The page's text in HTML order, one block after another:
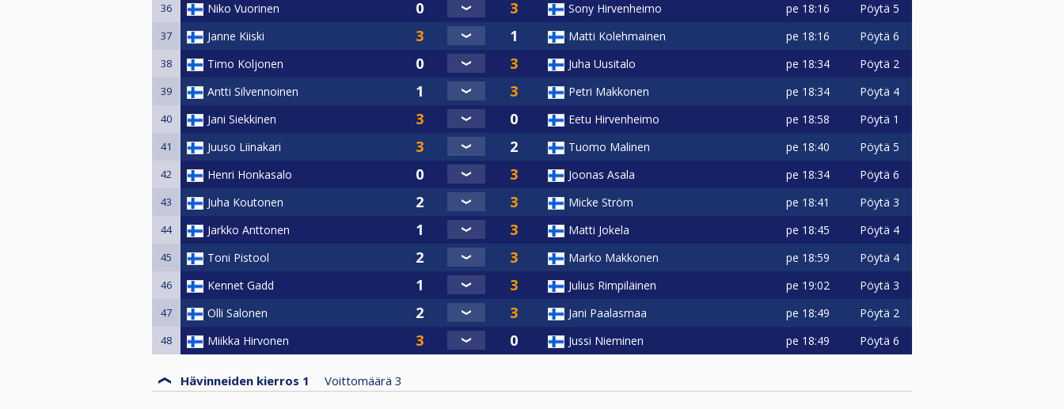
36 Niko Vuorinen Sony Hirvenheimo pe 18:16 Pöytä 5
37 Janne Kiiski Matti Kolehmainen pe 18:16 Pöytä 6
38 Timo Koljonen Juha Uusitalo pe 18:34 Pöytä 2
39 Antti Silvennoinen Petri Makkonen pe 18:34 Pöytä 4
40 Jani Siekkinen Eetu Hirvenheimo pe 18:58 Pöytä 1
41 Juuso Liinakari Tuomo Malinen pe 18:40 Pöytä 5
42 Henri Honkasalo Joonas Asala pe 18:34 Pöytä 6
43 Juha Koutonen Micke Ström pe 18:41 Pöytä 3
44 Jarkko Anttonen Matti Jokela pe 18:45 Pöytä 4
45 Toni Pistool Marko Makkonen pe 18:59 Pöytä 4
46 Kennet Gadd Julius Rimpiläinen pe 19:02 Pöytä 3
47 Olli Salonen Jani Paalasmaa pe 18:49 Pöytä 2
48 Miikka Hirvonen Jussi Nieminen pe 18:49 Pöytä 6
Hävinneiden kierros 1 Voittomäärä 3